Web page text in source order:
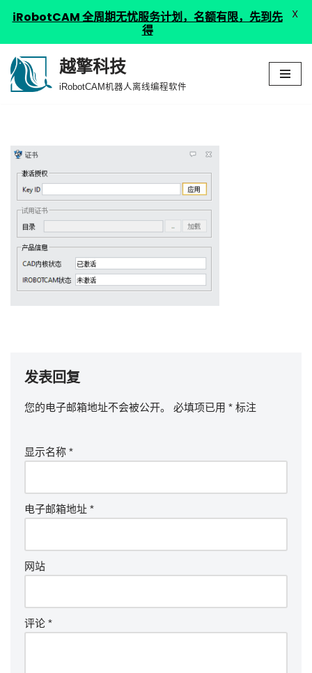
跳
越擎科技
iRobotCAM机器人离线编程软件
发表回复
您的电子邮箱地址不会被公开。 必填项已用 * 标注
显示名称 *
电子邮箱地址 *
网站
评论 *
iRobotCAM 全周期无忧服务计划，名额有限，先到先
得
X